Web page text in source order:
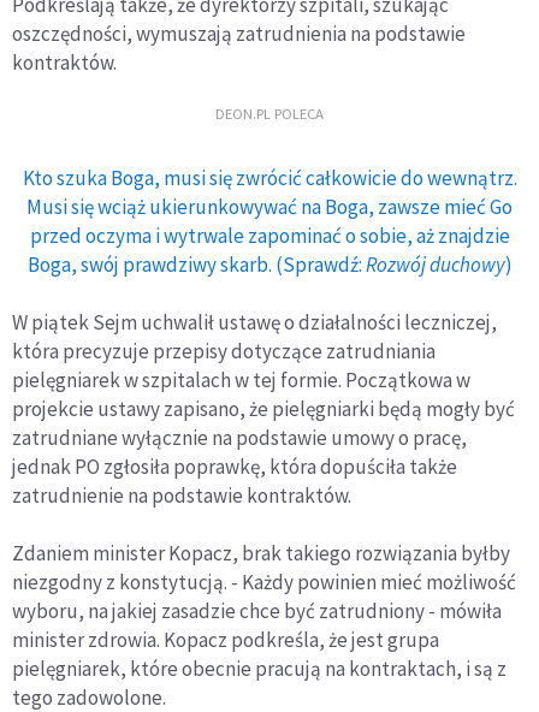
oszczędności, wymuszają zatrudnienia na podstawie
kontraktów.
DEON.PL POLECA
Kto szuka Boga, musi się zwrócić całkowicie do wewnątrz.
Musi się wciąż ukierunkowywać na Boga, zawsze mieć Go
przed oczyma i wytrwale zapominać o sobie, aż znajdzie
Boga, swój prawdziwy skarb. (Sprawdź:Rozwój duchowy)
W piątek Sejm uchwalił ustawę o działalności leczniczej,
która precyzuje przepisy dotyczące zatrudniania
pielęgniarek w szpitalach w tej formie. Początkowa w
projekcie ustawy zapisano, że pielęgniarki będą mogły być
zatrudniane wyłącznie na podstawie umowy o pracę,
jednak PO zgłosiła poprawkę, która dopuściła także
zatrudnienie na podstawie kontraktów.
Zdaniem minister Kopacz, brak takiego rozwiązania byłby
niezgodny z konstytucją. - Każdy powinien mieć możliwość
wyboru, na jakiej zasadzie chce być zatrudniony - mówiła
minister zdrowia. Kopacz podkreśla, że jest grupa
pielęgniarek, które obecnie pracują na kontraktach, i są z
tego zadowolone.